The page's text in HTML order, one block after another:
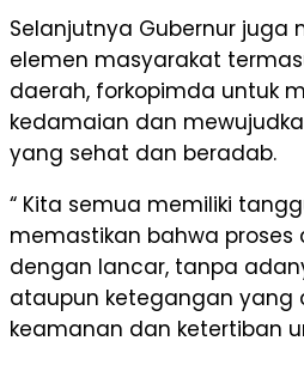
Selanjutnya Gubernur juga
elemen masyarakat
daerah, forkopimda untuk
kedamaian dan
yang sehat dan beradab.
“ Kita semua memiliki
memastikan bahwa proses
dengan lancar, tanpa
ataupun ketegangan
keamanan dan ketertiban